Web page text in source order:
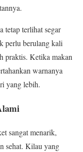
tetap terlihat segar
perlu berulang kali
praktis. Ketika makan
warnanya
yang lebih.
sangat menarik,
sehat. Kilau yang